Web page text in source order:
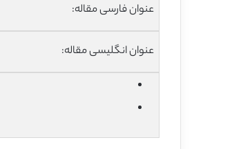
عنوان فارسی مقاله:
عنوان انگلیسی مقاله: